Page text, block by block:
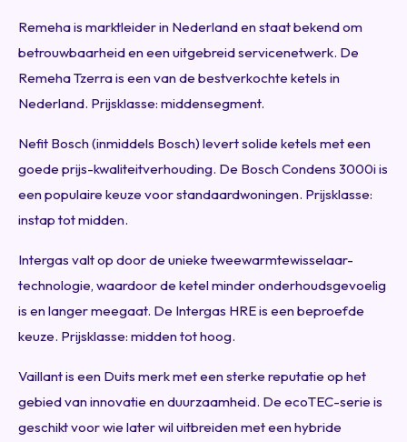
Remeha is marktleider in Nederland en staat bekend om
betrouwbaarheid en een uitgebreid servicenetwerk. De
Remeha Tzerra is een van de bestverkochte ketels in
Nederland. Prijsklasse: middensegment.
Nefit Bosch (inmiddels Bosch) levert solide ketels met een
goede prijs-kwaliteitverhouding. De Bosch Condens 3000i is
een populaire keuze voor standaardwoningen. Prijsklasse:
instap tot midden.
Intergas valt op door de unieke tweewarmtewisselaar-
technologie, waardoor de ketel minder onderhoudsgevoelig
is en langer meegaat. De Intergas HRE is een beproefde
keuze. Prijsklasse: midden tot hoog.
Vaillant is een Duits merk met een sterke reputatie op het
gebied van innovatie en duurzaamheid. De ecoTEC-serie is
geschikt voor wie later wil uitbreiden met een hybride